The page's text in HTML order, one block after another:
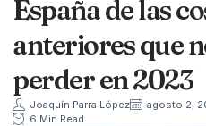
España de las
anteriores que
perder en 2023
Joaquín Parra López agosto 2,
6 Min Read